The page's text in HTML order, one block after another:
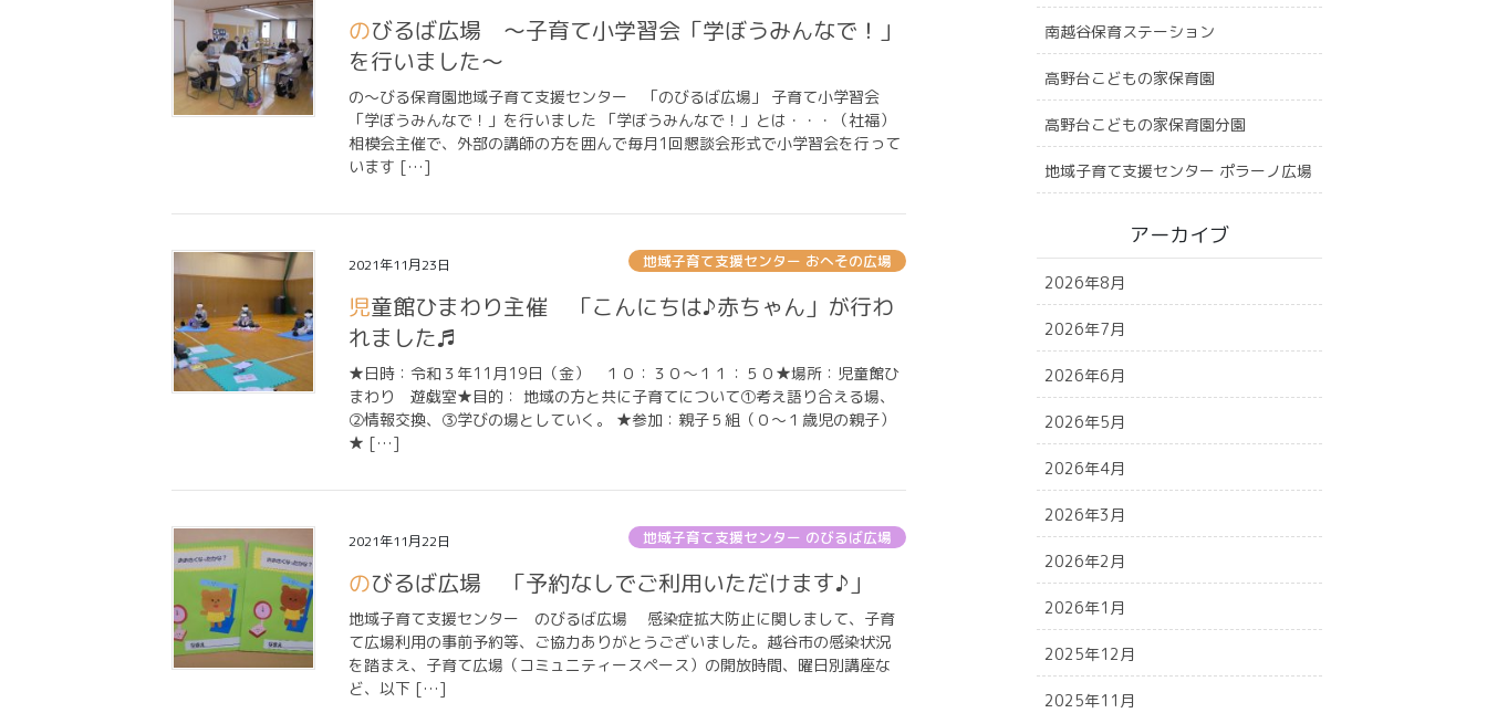
のびるば広場 ～子育て小学習会「学ぼうみんなで！」
を行いました～
の～びる保育園地域子育て支援センター 「のびるば広場」 子育て小学習会
「学ぼうみんなで！」を行いました 「学ぼうみんなで！」とは・・・（社福）
相模会主催で、外部の講師の方を囲んで毎月1回懇談会形式で小学習会を行って
います […]
2021年11月23日 地域子育て支援センター おへその広場
児童館ひまわり主催 「こんにちは♪赤ちゃん」が行わ
れました♬
★日時：令和３年11月19日（金） １０：３０～１１：５０★場所：児童館ひ
まわり 遊戯室★目的： 地域の方と共に子育てについて①考え語り合える場、
②情報交換、③学びの場としていく。 ★参加：親子５組（０～１歳児の親子）
★ […]
2021年11月22日 地域子育て支援センター のびるば広場
のびるば広場 「予約なしでご利用いただけます♪」
地域子育て支援センター のびるば広場 感染症拡大防止に関しまして、子育
て広場利用の事前予約等、ご協力ありがとうございました。越谷市の感染状況
を踏まえ、子育て広場（コミュニティースペース）の開放時間、曜日別講座な
ど、以下 […]
南越谷保育ステーション
高野台こどもの家保育園
高野台こどもの家保育園分園
地域子育て支援センター ポラーノ広場
アーカイブ
2026年8月
2026年7月
2026年6月
2026年5月
2026年4月
2026年3月
2026年2月
2026年1月
2025年12月
2025年11月